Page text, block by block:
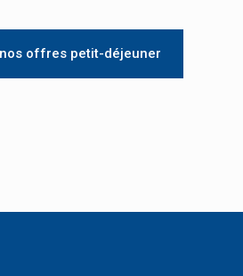
offres petit-déjeuner